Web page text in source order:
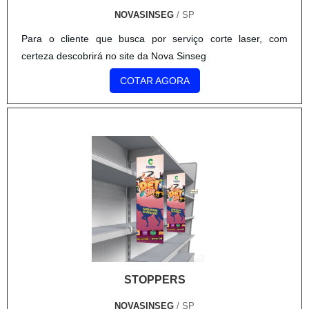
NOVASINSEG / SP
Para o cliente que busca por serviço corte laser, com
certeza descobrirá no site da Nova Sinseg
COTAR AGORA
STOPPERS
NOVASINSEG / SP